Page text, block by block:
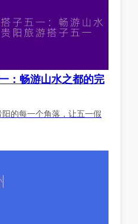
：畅游山水之都的完
的每一个角落，让五一假